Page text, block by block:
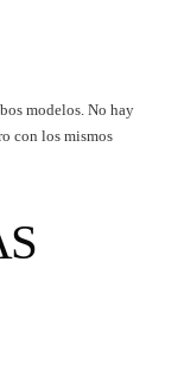
modelos. No hay
con los mismos